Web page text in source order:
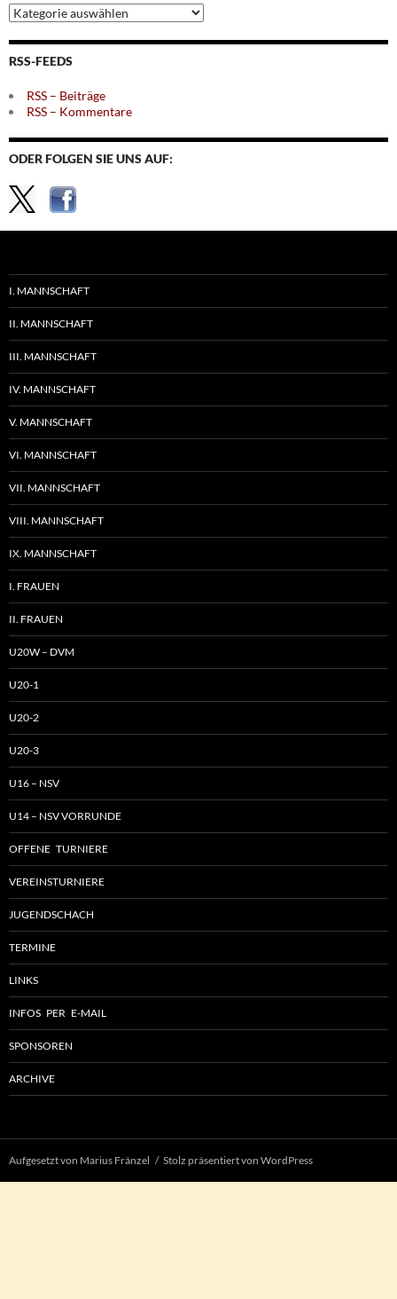
Archiv
nach
Themen
RSS-FEEDS
RSS – Beiträge
RSS – Kommentare
ODER FOLGEN SIE UNS AUF:
I. MANNSCHAFT
II. MANNSCHAFT
III. MANNSCHAFT
IV. MANNSCHAFT
V. MANNSCHAFT
VI. MANNSCHAFT
VII. MANNSCHAFT
VIII. MANNSCHAFT
IX. MANNSCHAFT
I. FRAUEN
II. FRAUEN
U20W – DVM
U20-1
U20-2
U20-3
U16 – NSV
U14 – NSV VORRUNDE
OFFENE TURNIERE
VEREINSTURNIERE
JUGENDSCHACH
TERMINE
LINKS
INFOS PER E-MAIL
SPONSOREN
ARCHIVE
Aufgesetzt von Marius Fränzel Stolz präsentiert von WordPress